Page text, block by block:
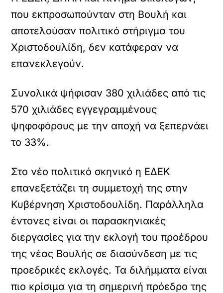
που εκπροσωπούνταν στη Βουλή και
αποτελούσαν πολιτικό στήριγμα του
Χριστοδουλίδη, δεν κατάφεραν να
επανεκλεγούν.
Συνολικά ψήφισαν 380 χιλιάδες από τις
570 χιλιάδες εγγεγραμμένους
ψηφοφόρους με την αποχή να ξεπερνάει
το 33%.
Στο νέο πολιτικό σκηνικό η ΕΔΕΚ
επανεξετάζει τη συμμετοχή της στην
Κυβέρνηση Χριστοδουλίδη. Παράλληλα
έντονες είναι οι παρασκηνιακές
διεργασίες για την εκλογή του προέδρου
της νέας Βουλής σε διασύνδεση με τις
προεδρικές εκλογές. Τα διλήμματα είναι
πιο κρίσιμα για τη σημερινή πρόεδρο της